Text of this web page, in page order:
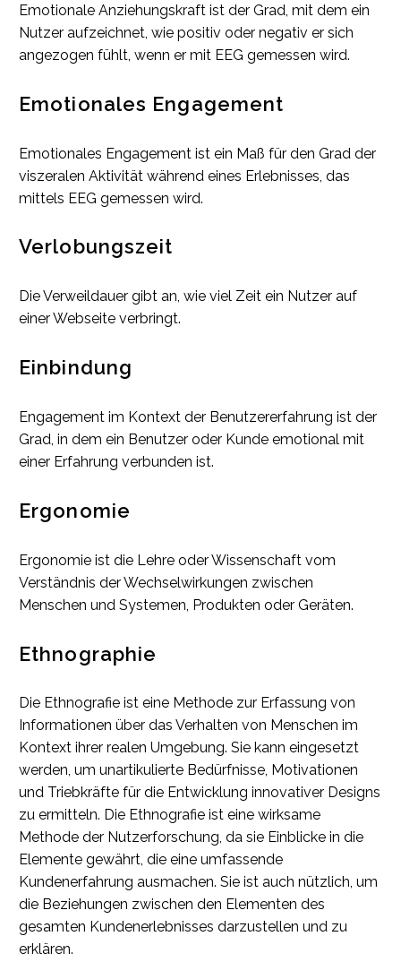
Emotionale Anziehungskraft ist der Grad, mit dem ein
Nutzer aufzeichnet, wie positiv oder negativ er sich
angezogen fühlt, wenn er mit EEG gemessen wird.
Emotionales Engagement
Emotionales Engagement ist ein Maß für den Grad der
viszeralen Aktivität während eines Erlebnisses, das
mittels EEG gemessen wird.
Verlobungszeit
Die Verweildauer gibt an, wie viel Zeit ein Nutzer auf
einer Webseite verbringt.
Einbindung
Engagement im Kontext der Benutzererfahrung ist der
Grad, in dem ein Benutzer oder Kunde emotional mit
einer Erfahrung verbunden ist.
Ergonomie
Ergonomie ist die Lehre oder Wissenschaft vom
Verständnis der Wechselwirkungen zwischen
Menschen und Systemen, Produkten oder Geräten.
Ethnographie
Die Ethnografie ist eine Methode zur Erfassung von
Informationen über das Verhalten von Menschen im
Kontext ihrer realen Umgebung. Sie kann eingesetzt
werden, um unartikulierte Bedürfnisse, Motivationen
und Triebkräfte für die Entwicklung innovativer Designs
zu ermitteln. Die Ethnografie ist eine wirksame
Methode der Nutzerforschung, da sie Einblicke in die
Elemente gewährt, die eine umfassende
Kundenerfahrung ausmachen. Sie ist auch nützlich, um
die Beziehungen zwischen den Elementen des
gesamten Kundenerlebnisses darzustellen und zu
erklären.